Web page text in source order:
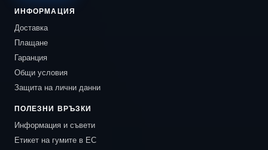
ИНФОРМАЦИЯ
Доставка
Плащане
Гаранция
Общи условия
Защита на лични данни
ПОЛЕЗНИ ВРЪЗКИ
Информация и съвети
Етикет на гумите в ЕС